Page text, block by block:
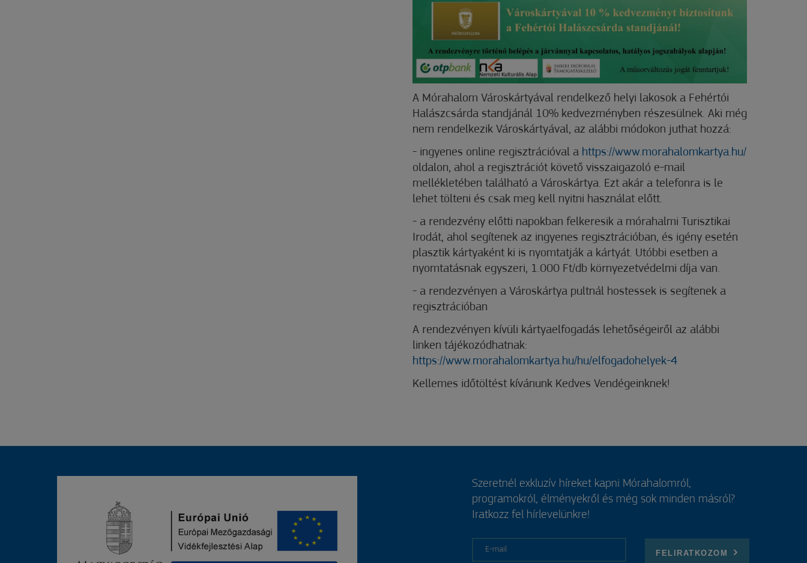
A Mórahalom Városkártyával rendelkező helyi lakosok a Fehértói
Halászcsárda standjánál 10% kedvezményben részesülnek. Aki még
nem rendelkezik Városkártyával, az alábbi módokon juthat hozzá:
- ingyenes online regisztrációval a https://www.morahalomkartya.hu/
oldalon, ahol a regisztrációt követő visszaigazoló e-mail
mellékletében található a Városkártya. Ezt akár a telefonra is le
lehet tölteni és csak meg kell nyitni használat előtt.
- a rendezvény előtti napokban felkeresik a mórahalmi Turisztikai
Irodát, ahol segítenek az ingyenes regisztrációban, és igény esetén
plasztik kártyaként ki is nyomtatják a kártyát. Utóbbi esetben a
nyomtatásnak egyszeri, 1.000 Ft/db környezetvédelmi díja van.
- a rendezvényen a Városkártya pultnál hostessek is segítenek a
regisztrációban
A rendezvényen kívüli kártyaelfogadás lehetőségeiről az alábbi
linken tájékozódhatnak:
https://www.morahalomkartya.hu/hu/elfogadohelyek-4
Kellemes időtöltést kívánunk Kedves Vendégeinknek!
Szeretnél exkluzív híreket kapni Mórahalomról,
programokról, élményekről és még sok minden másról?
Iratkozz fel hírlevelünkre!
FELIRATKOZOM